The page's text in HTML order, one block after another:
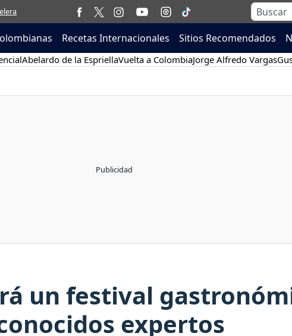
Recetas Internacionales Sitios Recomendados
Abelardo de la EspriellaVuelta a ColombiaJorge Alfredo Vargas
un festival
expertos